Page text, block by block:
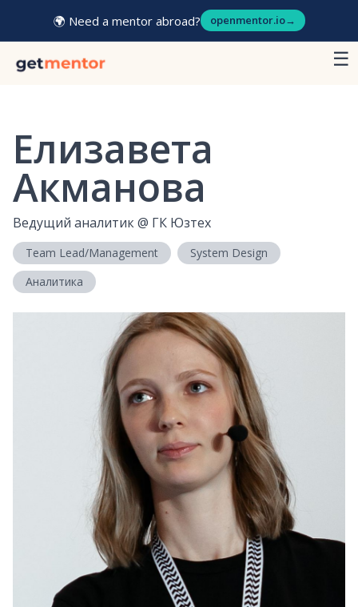
🌍 Need a mentor abroad? openmentor.io→
☰
Елизавета
Акманова
Ведущий аналитик@ ГК Юзтех
Team Lead/Management
System Design
Аналитика